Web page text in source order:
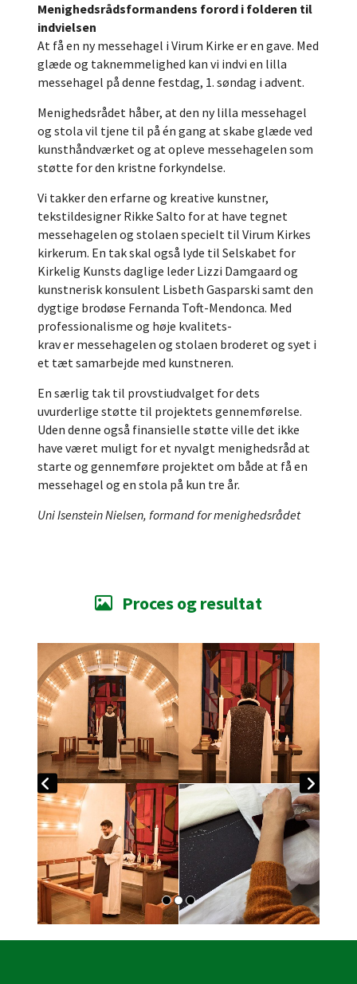
Menighedsrådsformandens forord i folderen til
indvielsen
At få en ny messehagel i Virum Kirke er en gave. Med
glæde og taknemmelighed kan vi indvi en lilla
messehagel på denne festdag, 1. søndag i advent.
Menighedsrådet håber, at den ny lilla messehagel
og stola vil tjene til på én gang at skabe glæde ved
kunsthåndværket og at opleve messehagelen som
støtte for den kristne forkyndelse.
Vi takker den erfarne og kreative kunstner,
tekstildesigner Rikke Salto for at have tegnet
messehagelen og stolaen specielt til Virum Kirkes
kirkerum. En tak skal også lyde til Selskabet for
Kirkelig Kunsts daglige leder Lizzi Damgaard og
kunstnerisk konsulent Lisbeth Gasparski samt den
dygtige brodøse Fernanda Toft-Mendonca. Med
professionalisme og høje kvalitets-
krav er messehagelen og stolaen broderet og syet i
et tæt samarbejde med kunstneren.
En særlig tak til provstiudvalget for dets
uvurderlige støtte til projektets gennemførelse.
Uden denne også finansielle støtte ville det ikke
have været muligt for et nyvalgt menighedsråd at
starte og gennemføre projektet om både at få en
messehagel og en stola på kun tre år.
Uni Isenstein Nielsen, formand for menighedsrådet
 Proces og resultat